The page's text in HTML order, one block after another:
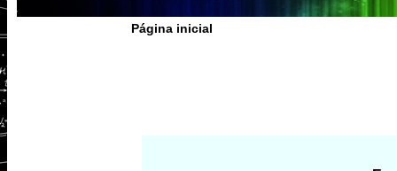
Página inicial